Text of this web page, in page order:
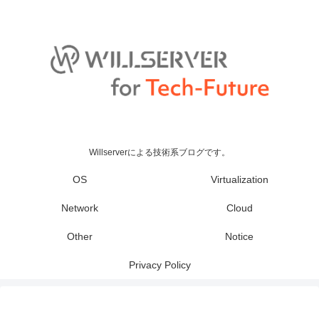
Willserverによる技術系ブログです。
OS Virtualization
Network Cloud
Other Notice
Privacy Policy